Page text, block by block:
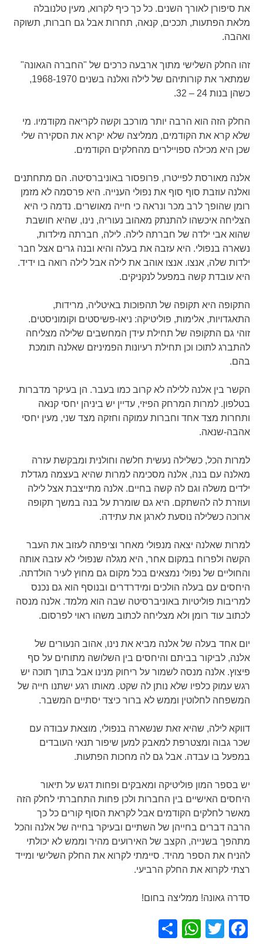
את סיפורן לאורך השנים. כל כך כיף לקרוא, מעין טלנובלה
מלאת הפתעות, תככים, קנאה, תחרות אבל גם חברות, תשוקה
ואהבה.
זהו החלק השלישי מתוך ארבעה כרכים של "החברה הגאונה"
שמתאר את קורותיהם של לילה ואלנה בשנים 1968-1970,
כשהן בנות 24 – 32.
החלק הזה הוא הרבה יותר מורכב וקשה לקריאה מקודמיו. מי
שלא קרא את הקודמים, ממליצה שלא יקרא את הסקירה שלי
שכן היא מכילה ספויילרים מהחלקים הקודמים.
אלנה מאורסת לפייטרו, פרופסור באוניברסיטה. הם מתחתנים
ואלנה עוזבת סוף סוף את נפולי הענייה. היא פרסמה לא מזמן
רומן שהופך לרב מכר ונראה כי חייה מאושרים. נדמה כי היא
הצליחה איכשהו להתנתק מאהוב נעוריה, נינו, שהיא חושבת
שהוא אבי ילדה של חברתה לילה. לילה, חברתה מילדות,
נשארה בנפולי. היא עזבה את בעלה והיא ובנה גרים אצל חבר
ילדות שלה, אנצו. אנצו אוהב את לילה אבל לילה רואה בו ידיד.
היא עובדת קשה במפעל לנקניקים.
התקופה היא תקופה של תהפוכות באיטליה, מרידות,
התאגדויות, אלימות, פוליטיקה: ניאו-פשיסטים וקומוניסטים.
זוהי גם התקופה של תחילת עידן המחשבים שלילה מצליחה
להתברג לתוכו וכן תחילת רעיונות הפמיניזם שאלנה תומכת
בהם.
הקשר בין אלנה ללילה לא קרוב כמו בעבר. הן בעיקר מדברות
בטלפון. למרות המרחק הפיזי, עדיין יש ביניהן יחסי קנאה
ותחרות מצד אחד וחברות עמוקה וחזקה מצד שני, מעין יחסי
אהבה-שנאה.
למרות הכל, כשלילה נעשית חלשה וחולנית ומבקשת עזרה
מאלנה עם בנה, אלנה מסכימה למרות שהיא בעצמה מגדלת
ילדים משלה וגם לה קשה בחיים. אלנה מתייצבת אצל לילה
ועוזרת לה להשתקם. היא גם שומרת על בנה במשך תקופה
ארוכה כשלילה נוסעת לארגן את עתידה.
למרות שאלנה יצאה מנפולי מאחר וציפתה לעזוב את העבר
הקשה ולפרוח במקום אחר, היא מגלה שנפולי לא עזבה אותה
והחוליים של נפולי נמצאים בכל מקום גם מחוץ לעיר הולדתה.
היחסים עם בעלה הולכים ומידרדרים ובנוסף הוא גם נכנס
למריבות פוליטיות באוניברסיטה שבה הוא מלמד. אלנה מנסה
לכתוב עוד רומן ולא מצליחה לכתוב משהו ראוי לפרסום.
יום אחד בעלה של אלנה מביא את נינו, אהוב הנעורים של
אלנה, לביקור בביתם והיחסים בין השלושה מתוחים על סף
פיצוץ. אלנה מנסה לשמור על ריחוק מנינו אבל בתוך תוכה יש
רגש עמוק כלפיו שלא נותן לה שקט. מאותו רגע ישתנו חייה של
המשפחה לחלוטין וממש לא ברור כיצד יסתיים המשבר.
דווקא לילה, שהיא זאת שנשארה בנפולי, מוצאת עבודה עם
שכר גבוה ומצטרפת למאבק למען שיפור תנאי העובדים
במפעל בו עבדה. אבל גם לה מחכות הפתעות.
יש בספר המון פוליטיקה ומאבקים ופחות דגש על תיאור
היחסים האישיים בין החברות ולכן פחות התחברתי לחלק הזה
מאשר לחלקים הקודמים אבל לקראת הסוף קורים כל כך
הרבה דברים בחייהן של השתיים ובעיקר בחייה של אלנה והכל
מתהפך בשנייה, הקצב של האירועים מהיר וממש לא יכולתי
להניח את הספר מהיד. סיימתי לקרוא את החלק השלישי ומייד
רצתי לקרוא את החלק הרביעי.
סדרה גאונה! ממליצה בחום!
Facebook
Twitter
WhatsApp